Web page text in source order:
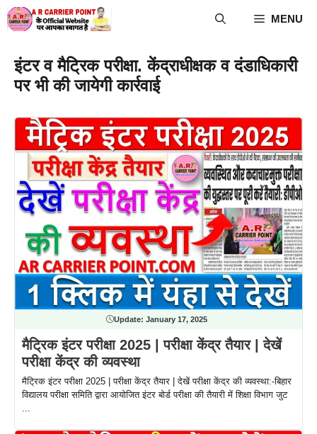
Skip
to
MENU
इंटर व मैट्रिक परीक्षा. केंद्राधीक्षक व दंडाधिकारी
पर भी की जायेगी कार्रवाई
Update: January 17, 2025
मैट्रिक इंटर परीक्षा 2025 | परीक्षा केंद्र तैयार | देखें
परीक्षा केंद्र की व्यवस्था
मैट्रिक इंटर परीक्षा 2025 | परीक्षा केंद्र तैयार | देखें परीक्षा केंद्र की व्यवस्था:-बिहार
विद्यालय परीक्षा समिति द्वारा आयोजित इंटर बोर्ड परीक्षा की तैयारी में शिक्षा विभाग जुट